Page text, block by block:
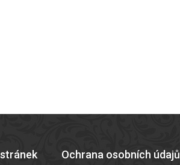
Ochrana osobních údajů